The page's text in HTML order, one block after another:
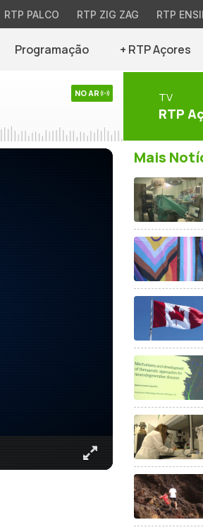
RTP PALCO RTP ZIG ZAG RTP
Programação + RTP Açores
NO AR TV
RTP
Mais